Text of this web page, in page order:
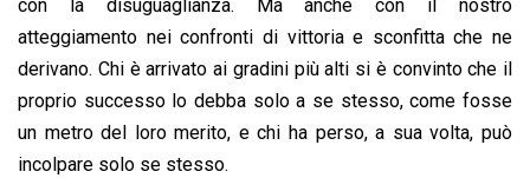
con la disuguaglianza. Ma anche con il nostro
atteggiamento nei confronti di vittoria e sconfitta che ne
derivano. Chi è arrivato ai gradini più alti si è convinto che il
proprio successo lo debba solo a se stesso, come fosse
un metro del loro merito, e chi ha perso, a sua volta, può
incolpare solo se stesso.